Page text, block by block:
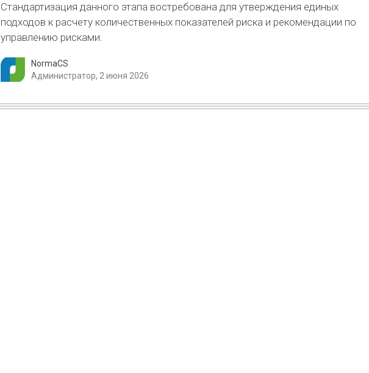
Стандартизация данного этапа востребована для утверждения единых
подходов к расчету количественных показателей риска и рекомендации по
управлению рисками.
NormaCS
Администратор, 2 июня 2026